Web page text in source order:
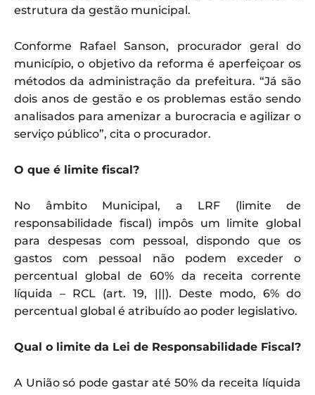
estrutura da gestão municipal.
Conforme Rafael Sanson, procurador geral do
município, o objetivo da reforma é aperfeiçoar os
métodos da administração da prefeitura. “Já são
dois anos de gestão e os problemas estão sendo
analisados para amenizar a burocracia e agilizar o
serviço público”, cita o procurador.
O que é limite fiscal?
No âmbito Municipal, a LRF (limite de
responsabilidade fiscal) impôs um limite global
para despesas com pessoal, dispondo que os
gastos com pessoal não podem exceder o
percentual global de 60% da receita corrente
líquida – RCL (art. 19, |||). Deste modo, 6% do
percentual global é atribuído ao poder legislativo.
Qual o limite da Lei de Responsabilidade Fiscal?
A União só pode gastar até 50% da receita líquida